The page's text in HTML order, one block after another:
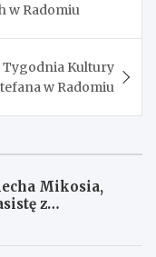
w Radomiu
Kultury
w Radomiu
Mikosia,
z